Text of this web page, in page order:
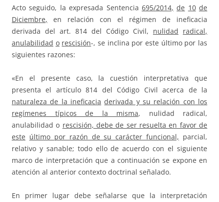
Acto seguido, la expresada Sentencia 695/2014, de 10 de
Diciembre, en relación con el régimen de ineficacia
derivada del art. 814 del Código Civil, nulidad radical,
anulabilidad o rescisión-, se inclina por este último por las
siguientes razones:
«En el presente caso, la cuestión interpretativa que
presenta el artículo 814 del Código Civil acerca de la
naturaleza de la ineficacia derivada y su relación con los
regímenes típicos de la misma, nulidad radical,
anulabilidad o rescisión, debe de ser resuelta en favor de
este último por razón de su carácter funcional, parcial,
relativo y sanable; todo ello de acuerdo con el siguiente
marco de interpretación que a continuación se expone en
atención al anterior contexto doctrinal señalado.
En primer lugar debe señalarse que la interpretación